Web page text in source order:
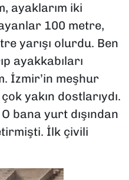
ayaklarım iki
100 metre,
yarışı olurdu. Ben
ayakkabıları
İzmir’in meşhur
yakın dostlarıydı.
bana yurt dışından
İlk çivili